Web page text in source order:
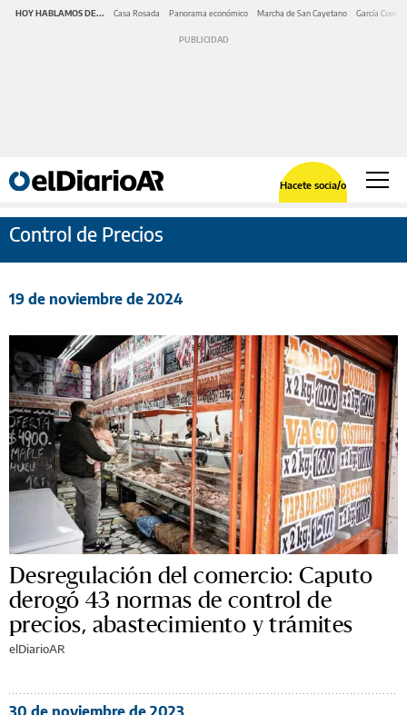
HOY HABLAMOS DE... Casa Rosada Panorama económico Marcha de San Cayetano García Cuerva
Hacete socia/o
Control de Precios
19 de noviembre de 2024
Desregulación del comercio: Caputo
derogó 43 normas de control de
precios, abastecimiento y trámites
elDiarioAR